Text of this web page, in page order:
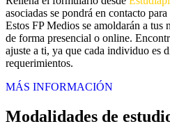
asociadas se pondrá en contacto
Estos FP Medios se amoldarán a tus
de forma presencial o online.
ajuste a ti, ya que cada individuo es
requerimientos.
MÁS INFORMACIÓN
Modalidades de